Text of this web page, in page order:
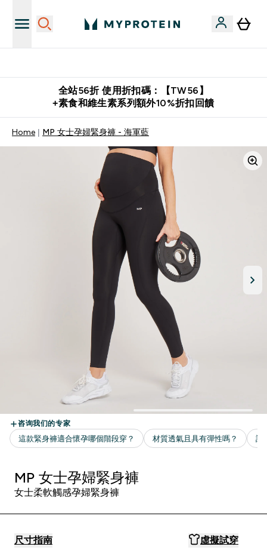
全站56折 使用折扣碼：【TW56】
+素食和維生素系列額外10%折扣回饋
Home MP 女士孕婦緊身褲 - 海軍藍
MP 女士孕婦緊身褲
女士柔軟觸感孕婦緊身褲
尺寸指南 虛擬試穿